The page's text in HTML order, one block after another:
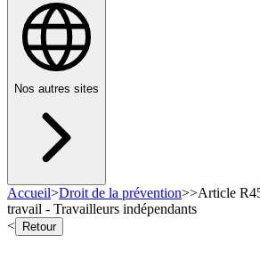
Nos autres sites
Accueil>Droit de la prévention>>Article
travail - Travailleurs indépendants
<
Retour